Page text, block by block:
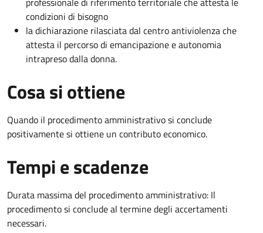
condizioni di bisogno
la dichiarazione rilasciata dal centro antiviolenza che
attesta il percorso di emancipazione e autonomia
intrapreso dalla donna.
Cosa si ottiene
Quando il procedimento amministrativo si conclude
positivamente si ottiene un contributo economico.
Tempi e scadenze
Durata massima del procedimento amministrativo: Il
procedimento si conclude al termine degli accertamenti
necessari.